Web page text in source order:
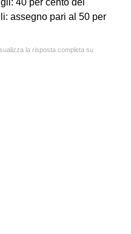
assegno pari al 50 per
la risposta completa su